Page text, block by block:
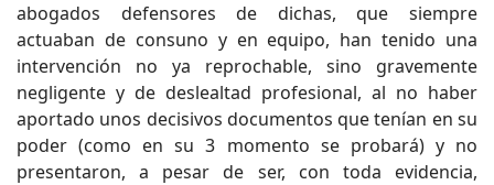
abogados defensores de dichas, que siempre
actuaban de consuno y en equipo, han tenido una
intervención no ya reprochable, sino gravemente
negligente y de deslealtad profesional, al no haber
aportado unos decisivos documentos que tenían en su
poder (como en su 3 momento se probará) y no
presentaron, a pesar de ser, con toda evidencia,